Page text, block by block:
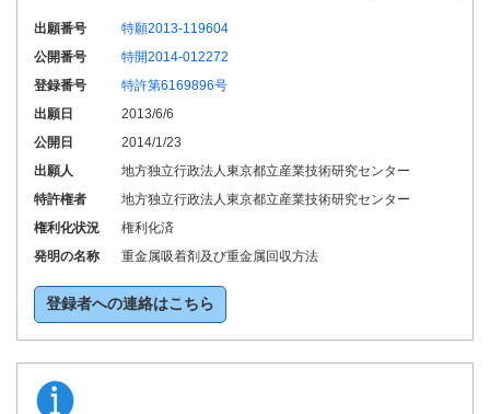
出願番号
特願2013-119604
公開番号
特開2014-012272
登録番号
特許第6169896号
出願日
2013/6/6
公開日
2014/1/23
出願人
地方独立行政法人東京都立産業技術研究センター
特許権者
地方独立行政法人東京都立産業技術研究センター
権利化状況
権利化済
発明の名称
重金属吸着剤及び重金属回収方法
登録者への連絡はこちら